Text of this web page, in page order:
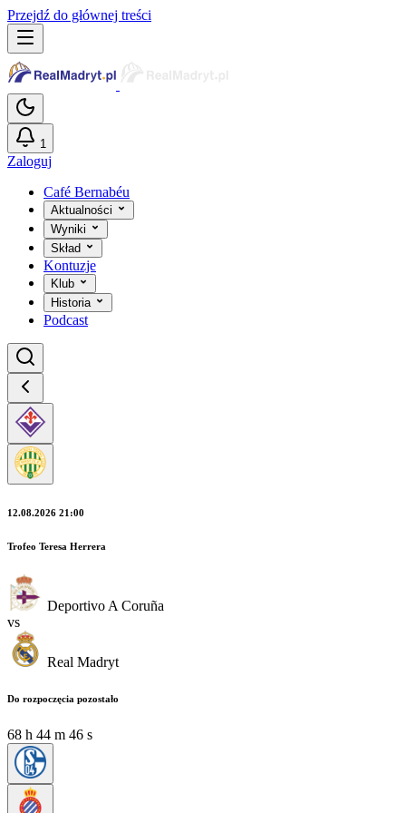
Przejdź do głównej treści
1
Zaloguj
Café Bernabéu
Aktualności
Wyniki
Skład
Kontuzje
Klub
Historia
Podcast
12.08.2026 21:00
Trofeo Teresa Herrera
Deportivo A Coruña
vs
Real Madryt
Do rozpoczęcia pozostało
68 h 44 m 44 s